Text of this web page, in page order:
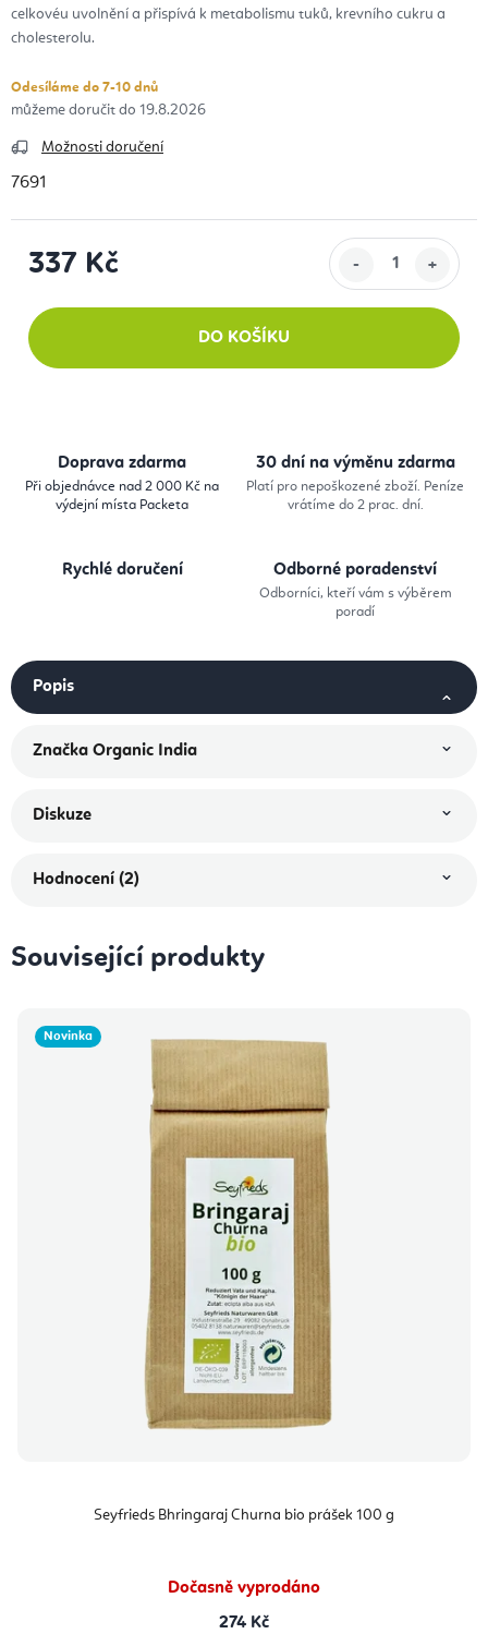
celkovéu uvolnění a přispívá k metabolismu tuků, krevního cukru a
cholesterolu.
Odesíláme do 7-10 dnů
19.8.2026
Možnosti doručení
7691
337 Kč
DO KOŠÍKU
Doprava zdarma
Při objednávce nad 2 000 Kč na
výdejní místa Packeta
30 dní na výměnu zdarma
Platí pro nepoškozené zboží. Peníze
vrátíme do 2 prac. dní.
Rychlé doručení Odborné poradenství
Odborníci, kteří vám s výběrem
poradí
Popis
Značka Organic India
Diskuze
Hodnocení (2)
Související produkty
Novinka
Seyfrieds Bhringaraj Churna bio prášek 100 g
Dočasně vyprodáno
274 Kč